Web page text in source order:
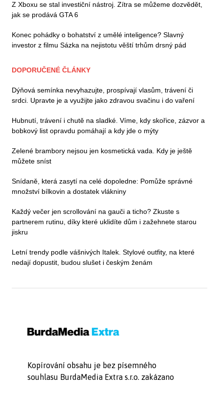
Z Xboxu se stal investiční nástroj. Zítra se můžeme dozvědět,
jak se prodává GTA 6
Konec pohádky o bohatství z umělé inteligence? Slavný
investor z filmu Sázka na nejistotu věští trhům drsný pád
DOPORUČENÉ ČLÁNKY
Dýňová semínka nevyhazujte, prospívají vlasům, trávení či
srdci. Upravte je a využijte jako zdravou svačinu i do vaření
Hubnutí, trávení i chutě na sladké. Víme, kdy skořice, zázvor a
bobkový list opravdu pomáhají a kdy jde o mýty
Zelené brambory nejsou jen kosmetická vada. Kdy je ještě
můžete sníst
Snídaně, která zasytí na celé dopoledne: Pomůže správné
množství bílkovin a dostatek vlákniny
Každý večer jen scrollování na gauči a ticho? Zkuste s
partnerem rutinu, díky které uklidíte dům i zažehnete starou
jiskru
Letní trendy podle vášnivých Italek. Stylové outfity, na které
nedají dopustit, budou slušet i českým ženám
Kopírování obsahu je bez písemného
souhlasu BurdaMedia Extra s.r.o. zakázano